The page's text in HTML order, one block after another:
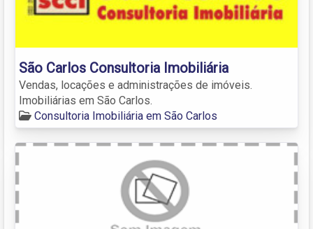
São Carlos Consultoria Imobiliária
Vendas, locações e administrações de imóveis.
Imobiliárias em São Carlos.
Consultoria Imobiliária em São Carlos